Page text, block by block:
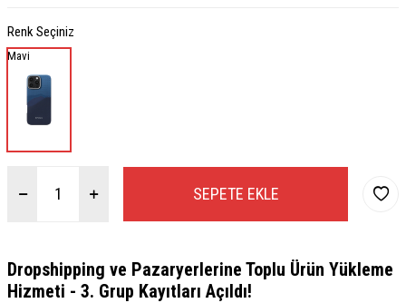
Renk Seçiniz
Mavi
SEPETE EKLE
Dropshipping ve Pazaryerlerine Toplu Ürün Yükleme
Hizmeti - 3. Grup Kayıtları Açıldı!